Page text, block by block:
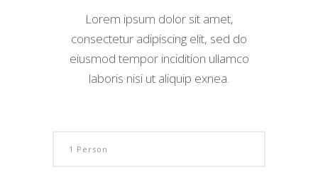
Lorem ipsum dolor sit amet,
consectetur adipiscing elit, sed do
eiusmod tempor incidition ullamco
laboris nisi ut aliquip exnea.